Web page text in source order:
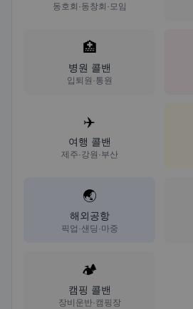
동호회·동창회·모임
🏥
병원 콜밴
입퇴원·통원
✈️
여행 콜밴
제주·강원·부산
🌏
해외공항
픽업·샌딩·마중
🏕️
캠핑 콜밴
장비운반·캠핑장